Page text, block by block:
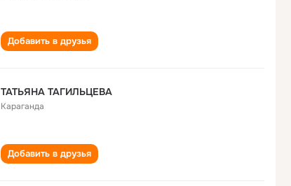
Добавить в друзья
ТАТЬЯНА ТАГИЛЬЦЕВА
Караганда
Добавить в друзья